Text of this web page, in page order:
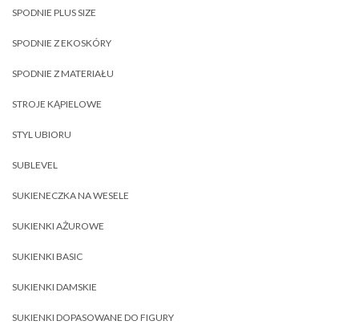
SPODNIE PLUS SIZE
SPODNIE Z EKOSKÓRY
SPODNIE Z MATERIAŁU
STROJE KĄPIELOWE
STYL UBIORU
SUBLEVEL
SUKIENECZKA NA WESELE
SUKIENKI AŻUROWE
SUKIENKI BASIC
SUKIENKI DAMSKIE
SUKIENKI DOPASOWANE DO FIGURY